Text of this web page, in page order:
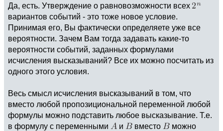
Да, есть. Утверждение о равновозможности всех
вариантов событий - это тоже новое условие.
Принимая его, Вы фактически определяете уже все
вероятности. Зачем Вам тогда задавать какие-то
вероятности событий, заданных формулами
исчисления высказываний? Все их можно посчитать из
одного этого условия.
Весь смысл исчисления высказываний в том, что
вместо любой пропозициональной переменной любой
формулы можно подставить любое высказывание. Т.е.
в формулу с переменными
и вместо
можно